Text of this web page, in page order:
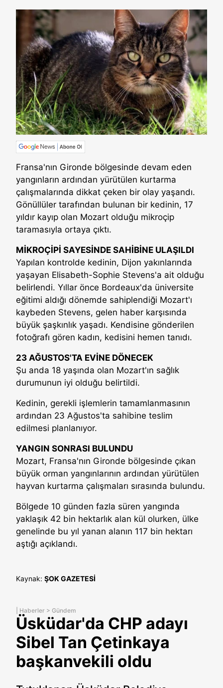
Fransa'nın Gironde bölgesinde devam eden
yangınların ardından yürütülen kurtarma
çalışmalarında dikkat çeken bir olay yaşandı.
Gönüllüler tarafından bulunan bir kedinin, 17
yıldır kayıp olan Mozart olduğu mikroçip
taramasıyla ortaya çıktı.
MİKROÇİPİ SAYESİNDE SAHİBİNE ULAŞILDI
Yapılan kontrolde kedinin, Dijon yakınlarında
yaşayan Elisabeth-Sophie Stevens'a ait olduğu
belirlendi. Yıllar önce Bordeaux'da üniversite
eğitimi aldığı dönemde sahiplendiği Mozart'ı
kaybeden Stevens, gelen haber karşısında
büyük şaşkınlık yaşadı. Kendisine gönderilen
fotoğrafı gören kadın, kedisini hemen tanıdı.
23 AĞUSTOS'TA EVİNE DÖNECEK
Şu anda 18 yaşında olan Mozart'ın sağlık
durumunun iyi olduğu belirtildi.
Kedinin, gerekli işlemlerin tamamlanmasının
ardından 23 Ağustos'ta sahibine teslim
edilmesi planlanıyor.
YANGIN SONRASI BULUNDU
Mozart, Fransa'nın Gironde bölgesinde çıkan
büyük orman yangınlarının ardından yürütülen
hayvan kurtarma çalışmaları sırasında bulundu.
Bölgede 10 günden fazla süren yangında
yaklaşık 42 bin hektarlık alan kül olurken, ülke
genelinde bu yıl yanan alanın 117 bin hektarı
aştığı açıklandı.
Kaynak: ŞOK GAZETESİ
Haberler > Gündem
Üsküdar'da CHP adayı
Sibel Tan Çetinkaya
başkanvekili oldu